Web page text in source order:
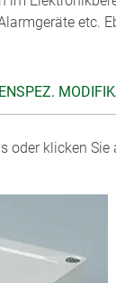
etc.
klicken